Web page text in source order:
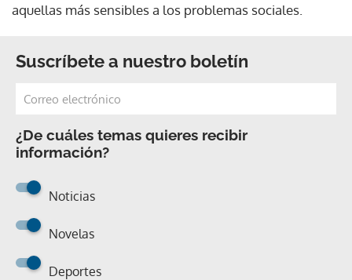
aquellas más sensibles a los problemas sociales.
Suscríbete a nuestro boletín
¿De cuáles temas quieres recibir
información?
Noticias
Novelas
Deportes